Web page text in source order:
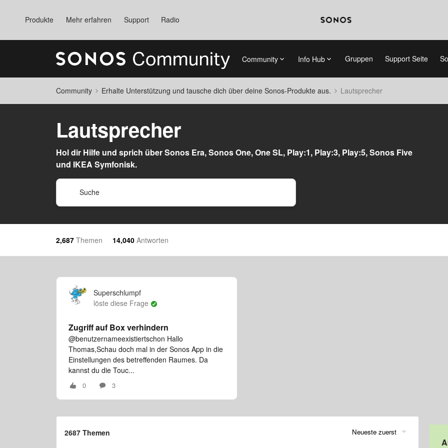
Produkte Mehr erfahren Support Radio
Community Info Hub Gruppen Support Seite
Community Erhalte Unterstützung und tausche dich über deine Sonos-Produkte aus. Lautsprecher
Lautsprecher
Hol dir Hilfe und sprich über Sonos Era, Sonos One, One SL, Play:1, Play:3, Play:5, Sonos Five
und IKEA Symfonisk.
2,687 Themen 14,040 Antworten
Superschlumpf
löste diese Frage
Zugriff auf Box verhindern
@benutzernameexistiertschon Hallo
Thomas,Schau doch mal in der Sonos App in die
Einstellungen des betreffenden Raumes. Da
kannst du die Touc...
0 3
2687 Themen Neueste zuerst